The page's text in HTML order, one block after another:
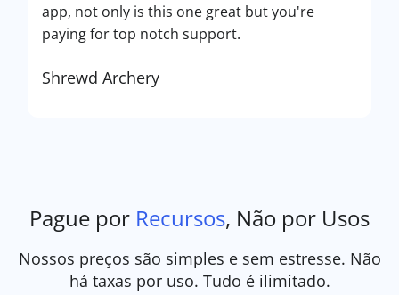
app, not only is this one great but you're
paying for top notch support.
Shrewd Archery
Pague por Recursos, Não por Usos
Nossos preços são simples e sem estresse. Não
há taxas por uso. Tudo é ilimitado.